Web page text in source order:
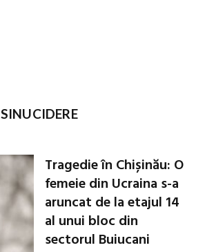
SINUCIDERE
Tragedie în Chișinău: O
femeie din Ucraina s-a
aruncat de la etajul 14
al unui bloc din
sectorul Buiucani